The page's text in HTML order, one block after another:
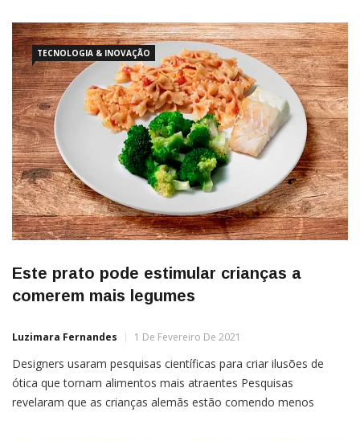
examinou a ligação entre a ingestão de frutas […]
TECNOLOGIA & INOVAÇÃO
Este prato pode estimular crianças a
comerem mais legumes
Luzimara Fernandes 1 De Fevereiro De 2021
Designers usaram pesquisas científicas para criar ilusões de
ótica que tornam alimentos mais atraentes Pesquisas
revelaram que as crianças alemãs estão comendo menos